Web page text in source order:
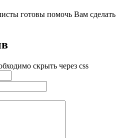
готовы помочь Вам сделать
скрыть через css